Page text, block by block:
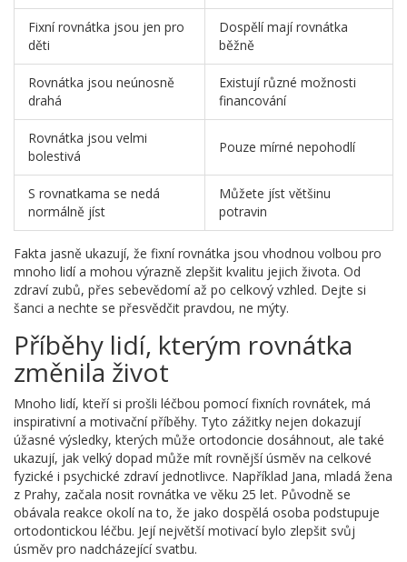
Fixní rovnátka jsou jen pro
děti
Dospělí mají rovnátka
běžně
Rovnátka jsou neúnosně
drahá
Existují různé možnosti
financování
Rovnátka jsou velmi
bolestivá
Pouze mírné nepohodlí
S rovnatkama se nedá
normálně jíst
Můžete jíst většinu
potravin
Fakta jasně ukazují, že fixní rovnátka jsou vhodnou volbou pro
mnoho lidí a mohou výrazně zlepšit kvalitu jejich života. Od
zdraví zubů, přes sebevědomí až po celkový vzhled. Dejte si
šanci a nechte se přesvědčit pravdou, ne mýty.
Příběhy lidí, kterým rovnátka
změnila život
Mnoho lidí, kteří si prošli léčbou pomocí fixních rovnátek, má
inspirativní a motivační příběhy. Tyto zážitky nejen dokazují
úžasné výsledky, kterých může ortodoncie dosáhnout, ale také
ukazují, jak velký dopad může mít rovnější úsměv na celkové
fyzické i psychické zdraví jednotlivce. Například Jana, mladá žena
z Prahy, začala nosit rovnátka ve věku 25 let. Původně se
obávala reakce okolí na to, že jako dospělá osoba podstupuje
ortodontickou léčbu. Její největší motivací bylo zlepšit svůj
úsměv pro nadcházející svatbu.